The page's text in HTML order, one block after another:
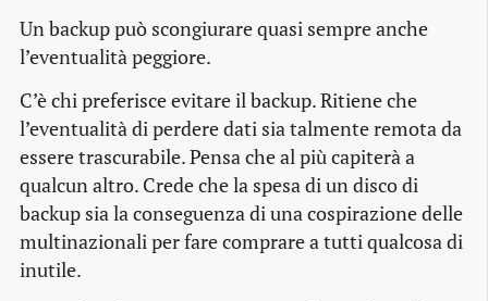
Un backup può scongiurare quasi sempre anche
l’eventualità peggiore.
C’è chi preferisce evitare il backup. Ritiene che
l’eventualità di perdere dati sia talmente remota da
essere trascurabile. Pensa che al più capiterà a
qualcun altro. Crede che la spesa di un disco di
backup sia la conseguenza di una cospirazione delle
multinazionali per fare comprare a tutti qualcosa di
inutile.